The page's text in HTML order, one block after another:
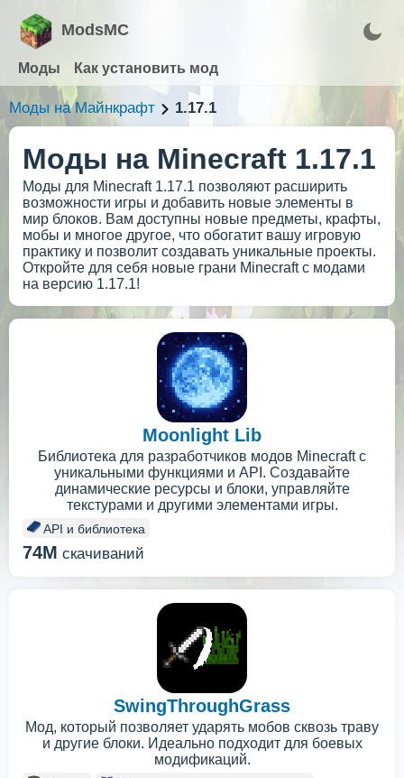
ModsMC
Моды Как установить мод
Моды на Майнкрафт 1.17.1
Моды на Minecraft 1.17.1
Моды для Minecraft 1.17.1 позволяют расширить
возможности игры и добавить новые элементы в
мир блоков. Вам доступны новые предметы, крафты,
мобы и многое другое, что обогатит вашу игровую
практику и позволит создавать уникальные проекты.
Откройте для себя новые грани Minecraft с модами
на версию 1.17.1!
Moonlight Lib
Библиотека для разработчиков модов Minecraft с
уникальными функциями и API. Создавайте
динамические ресурсы и блоки, управляйте
текстурами и другими элементами игры.
API и библиотека
74M скачиваний
SwingThroughGrass
Мод, который позволяет ударять мобов сквозь траву
и другие блоки. Идеально подходит для боевых
модификаций.